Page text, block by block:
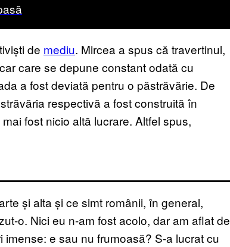
de mediu. Mircea a spus că travertinul,
care se depune constant odată cu
a fost deviată pentru o păstrăvărie. De
respectivă a fost construită în
fost nicio altă lucrare. Altfel spus,
și alta și ce simt românii, în general,
o. Nici eu n-am fost acolo, dar am aflat de
e sau nu frumoasă? S-a lucrat cu